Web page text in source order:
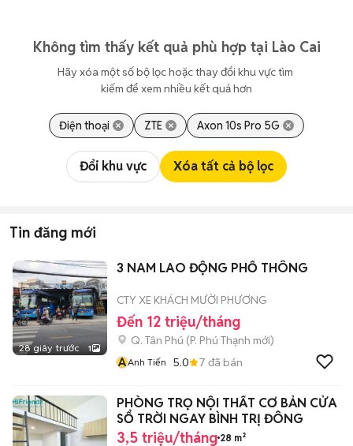
Không tìm thấy kết quả phù hợp tại Lào Cai
Hãy xóa một số bộ lọc hoặc thay đổi khu vực tìm
kiếm để xem nhiều kết quả hơn
Điện thoại ZTE Axon 10s Pro 5G
Đổi khu vực Xóa tất cả bộ lọc
Tin đăng mới
28 giây trước 1
3 NAM LAO ĐỘNG PHỔ THÔNG
CTY XE KHÁCH MƯỜI PHƯƠNG
Đến 12 triệu/tháng
Q. Tân Phú (P. Phú Thạnh mới)
AAnh Tiến 5.0 7 đã bán
PHÒNG TRỌ NỘI THẤT CƠ BẢN CỬA
SỔ TRỜI NGAY BÌNH TRỊ ĐÔNG
3,5 triệu/tháng 28 m²